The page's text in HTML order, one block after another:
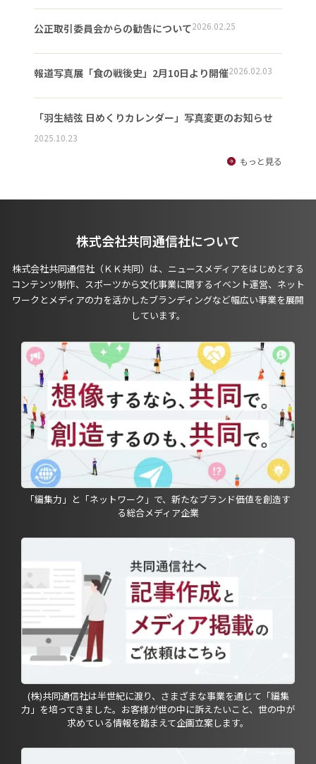
公正取引委員会からの勧告について2026.02.25
報道写真展「食の戦後史」2月10日より開催2026.02.03
「羽生結弦 日めくりカレンダー」写真変更のお知らせ
2025.10.23
もっと見る
株式会社共同通信社について
株式会社共同通信社（ＫＫ共同）は、ニュースメディアをはじめとする
コンテンツ制作、スポーツから文化事業に関するイベント運営、ネット
ワークとメディアの力を活かしたブランディングなど幅広い事業を展開
しています。
「編集力」と「ネットワーク」で、新たなブランド価値を創造す
る総合メディア企業
(株)共同通信社は半世紀に渡り、さまざまな事業を通じて「編集
力」を培ってきました。お客様が世の中に訴えたいこと、世の中が
求めている情報を踏まえて企画立案します。